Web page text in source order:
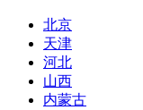
北京
天津
河北
山西
内蒙古